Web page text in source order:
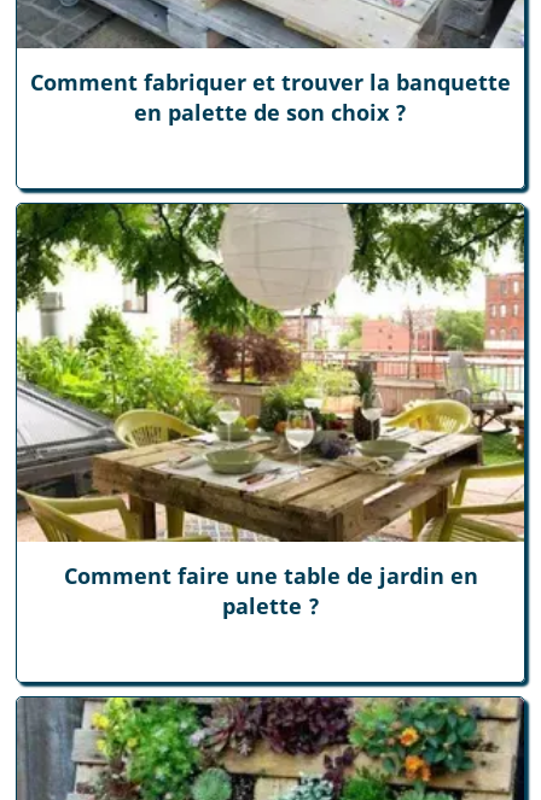
Comment fabriquer et trouver la banquette
en palette de son choix ?
Comment faire une table de jardin en
palette ?